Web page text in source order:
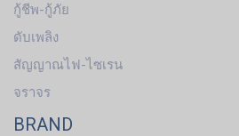
กู้ชีพ-กู้ภัย
ดับเพลิง
สัญญาณไฟ-ไซเรน
จราจร
BRAND